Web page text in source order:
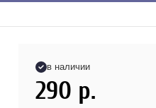
в наличии
290 р.